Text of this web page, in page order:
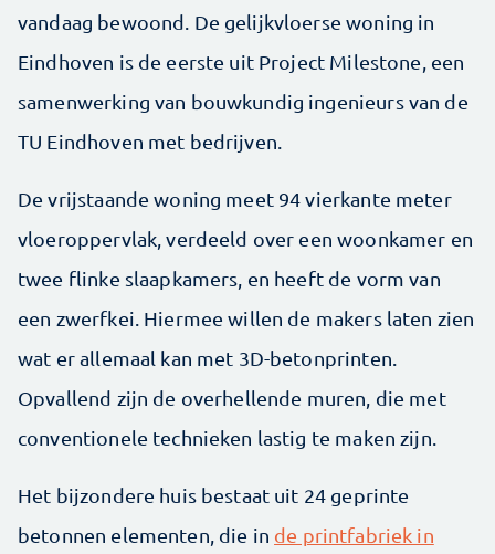
vandaag bewoond. De gelijkvloerse woning in
Eindhoven is de eerste uit Project Milestone, een
samenwerking van bouwkundig ingenieurs van de
TU Eindhoven met bedrijven.
De vrijstaande woning meet 94 vierkante meter
vloeroppervlak, verdeeld over een woonkamer en
twee flinke slaapkamers, en heeft de vorm van
een zwerfkei. Hiermee willen de makers laten zien
wat er allemaal kan met 3D-betonprinten.
Opvallend zijn de overhellende muren, die met
conventionele technieken lastig te maken zijn.
Het bijzondere huis bestaat uit 24 geprinte
betonnen elementen, die in de printfabriek in